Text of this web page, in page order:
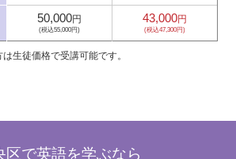
50,000円
(税込55,000円)
43,000円
(税込47,300円)
生徒価格で受講可能です。
区で英語を学ぶなら